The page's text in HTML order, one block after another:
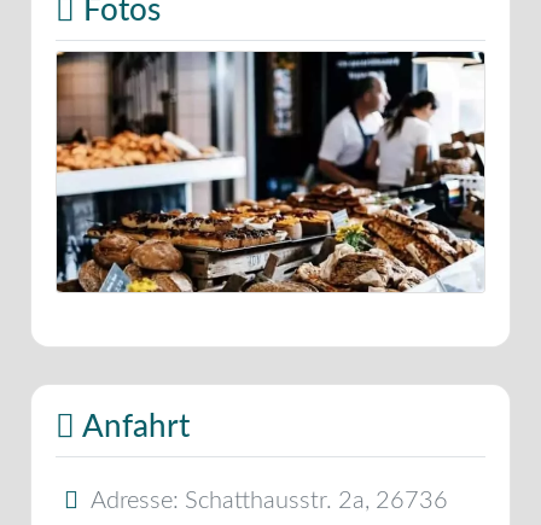
Fotos
Anfahrt
Adresse: Schatthausstr. 2a, 26736